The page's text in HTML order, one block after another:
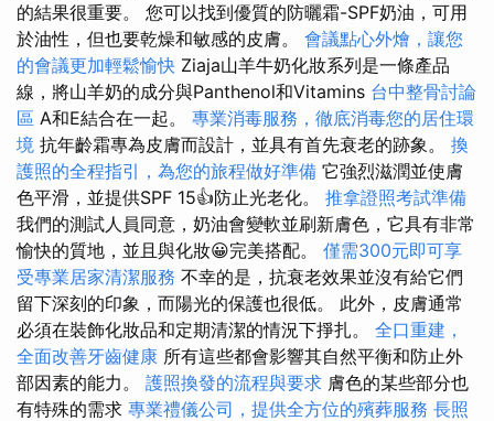
的結果很重要。 您可以找到優質的防曬霜-SPF奶油，可用
於油性，但也要乾燥和敏感的皮膚。 會議點心外燴，讓您
的會議更加輕鬆愉快 Ziaja山羊牛奶化妝系列是一條產品
線，將山羊奶的成分與Panthenol和Vitamins 台中整骨討論
區 A和E結合在一起。 專業消毒服務，徹底消毒您的居住環
境 抗年齡霜專為皮膚而設計，並具有首先衰老的跡象。 換
護照的全程指引，為您的旅程做好準備 它強烈滋潤並使膚
色平滑，並提供SPF 15👍防止光老化。 推拿證照考試準備
我們的測試人員同意，奶油會變軟並刷新膚色，它具有非常
愉快的質地，並且與化妝😀完美搭配。 僅需300元即可享
受專業居家清潔服務 不幸的是，抗衰老效果並沒有給它們
留下深刻的印象，而陽光的保護也很低。 此外，皮膚通常
必須在裝飾化妝品和定期清潔的情況下掙扎。 全口重建，
全面改善牙齒健康 所有這些都會影響其自然平衡和防止外
部因素的能力。 護照換發的流程與要求 膚色的某些部分也
有特殊的需求 專業禮儀公司，提供全方位的殯葬服務 長照